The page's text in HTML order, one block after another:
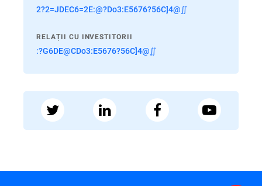
2?2=JDEC6=2E:@?Do3:E5676?56C]4@∬
RELAȚII CU INVESTITORII
:?G6DE@CDo3:E5676?56C]4@∬